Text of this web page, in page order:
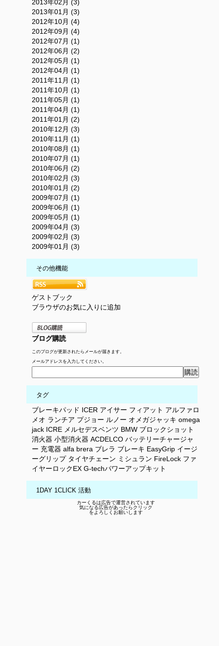
2013年02月 (3)
2013年01月 (3)
2012年10月 (4)
2012年09月 (4)
2012年07月 (1)
2012年06月 (2)
2012年05月 (1)
2012年04月 (1)
2011年11月 (1)
2011年10月 (1)
2011年05月 (1)
2011年04月 (1)
2011年01月 (2)
2010年12月 (3)
2010年11月 (1)
2010年08月 (1)
2010年07月 (1)
2010年06月 (2)
2010年02月 (3)
2010年01月 (2)
2009年07月 (1)
2009年06月 (1)
2009年05月 (1)
2009年04月 (3)
2009年02月 (3)
2009年01月 (3)
その他機能
ゲストブック
ブラウザのお気に入りに追加
ブログ購読
このブログが更新されたらメールが届きます。
メールアドレスを入力してください。
タグ
ブレーキパッド ICER アイサー フィアット アルファロ
メオ ランチア プジョー ルノー オメガジャッキ omega
jack ICRE メルセデスベンツ BMW ブロックショット
消火器 小型消火器 ACDELCO バッテリーチャージャ
ー 充電器 alfa brera ブレラ ブレーキ EasyGrip イージ
ーグリップ タイヤチェーン ミシュラン FireLock ファ
イヤーロックEX G-techパワーアップキット
1DAY 1CLICK 活動
カーくるは広告で運営されています
気になる広告があったらクリック
をよろしくお願いします